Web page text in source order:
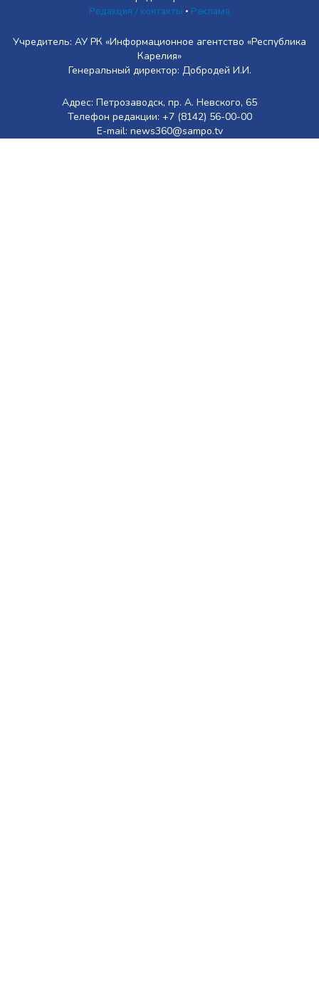
Редакция / контакты • Реклама
Учредитель: АУ РК «Информационное агентство «Республика
Карелия»
Генеральный директор: Добродей И.И.
Адрес: Петрозаводск, пр. А. Невского, 65
Телефон редакции: +7 (8142) 56-00-00
E-mail: news360@sampo.tv